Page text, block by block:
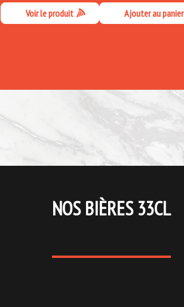
Voir le produit Ajouter au panier
NOS BIÈRES 33CL